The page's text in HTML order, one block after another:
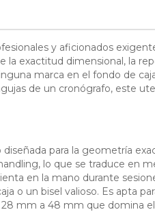
y aficionados
la exactitud dimensional, la
marca en el fondo de
de un cronógrafo, este
para la geometría
lo que se traduce en
en la mano durante
o un bisel valioso. Es apta
mm a 48 mm que domina